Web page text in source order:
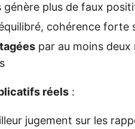
plus de faux
cohérence forte
par au moins
réels :
jugement sur les